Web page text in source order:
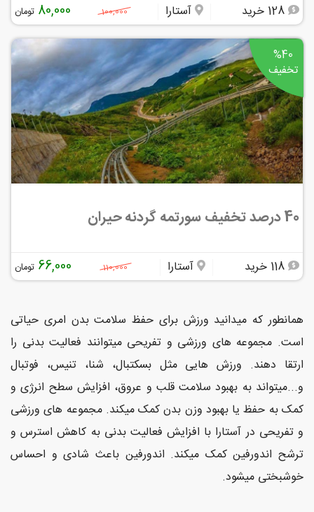
آستارا 100,000
80,000 تومان
%40
تخفیف
40 درصد تخفیف سورتمه گردنه حیران
آستارا 110,000
66,000 تومان
همانطور که میدانید ورزش برای حفظ سلامت بدن امری حیاتی
است. مجموعه های ورزشی و تفریحی میتوانند فعالیت بدنی را
ارتقا دهند. ورزش هایی مثل بسکتبال، شنا، تنیس، فوتبال
و...میتواند به بهبود سلامت قلب و عروق، افزایش سطح انرژی و
کمک به حفظ یا بهبود وزن بدن کمک میکند. مجموعه های ورزشی
و تفریحی در آستارا با افزایش فعالیت بدنی به کاهش استرس و
ترشح اندورفین کمک میکند. اندورفین باعث شادی و احساس
خوشبختی میشود.